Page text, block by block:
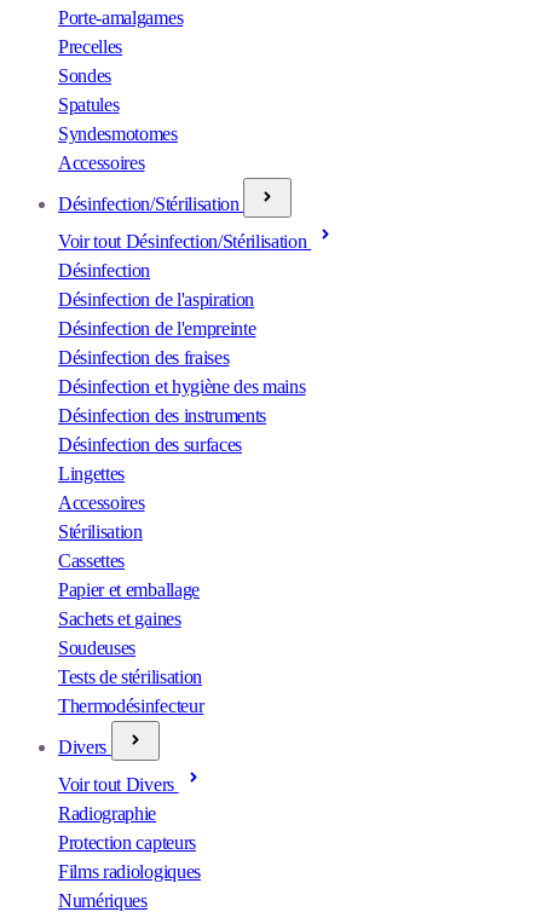
Porte-amalgames
Precelles
Sondes
Spatules
Syndesmotomes
Accessoires
Désinfection/Stérilisation
Voir tout Désinfection/Stérilisation
Désinfection
Désinfection de l'aspiration
Désinfection de l'empreinte
Désinfection des fraises
Désinfection et hygiène des mains
Désinfection des instruments
Désinfection des surfaces
Lingettes
Accessoires
Stérilisation
Cassettes
Papier et emballage
Sachets et gaines
Soudeuses
Tests de stérilisation
Thermodésinfecteur
Divers
Voir tout Divers
Radiographie
Protection capteurs
Films radiologiques
Numériques